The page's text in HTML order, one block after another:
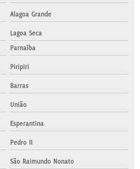
Alagoa Grande
Lagoa Seca
Parnaíba
Piripiri
Barras
União
Esperantina
Pedro II
São Raimundo Nonato